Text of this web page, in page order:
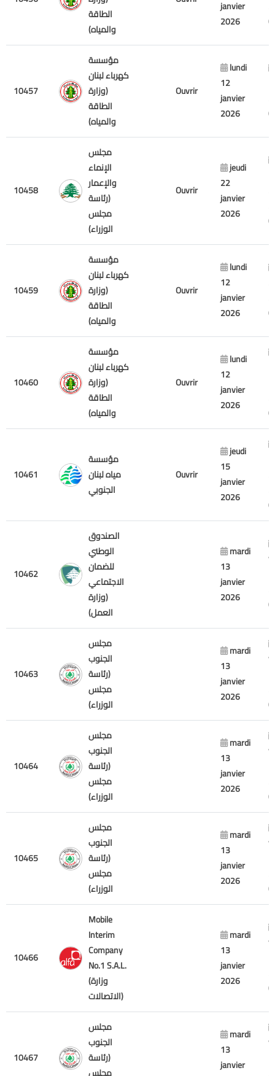
الطاقة
والمياه)
janvier
2026
10457
مؤسسة
كهرباء لبنان
(وزارة
الطاقة
والمياه)
Ouvrir
lundi
12
janvier
2026
10458
مجلس
الإنماء
والإعمار
(رئاسة
مجلس
الوزراء)
Ouvrir
jeudi
22
janvier
2026
10459
مؤسسة
كهرباء لبنان
(وزارة
الطاقة
والمياه)
Ouvrir
lundi
12
janvier
2026
10460
مؤسسة
كهرباء لبنان
(وزارة
الطاقة
والمياه)
Ouvrir
lundi
12
janvier
2026
10461
مؤسسة
مياه لبنان
الجنوبي
Ouvrir
jeudi
15
janvier
2026
10462
الصندوق
الوطني
للضمان
الاجتماعي
(وزارة
العمل)
mardi
13
janvier
2026
10463
مجلس
الجنوب
(رئاسة
مجلس
الوزراء)
mardi
13
janvier
2026
10464
مجلس
الجنوب
(رئاسة
مجلس
الوزراء)
mardi
13
janvier
2026
10465
مجلس
الجنوب
(رئاسة
مجلس
الوزراء)
mardi
13
janvier
2026
10466
Mobile
Interim
Company
No.1 S.A.L.
(وزارة
الاتصالات)
mardi
13
janvier
2026
10467
مجلس
الجنوب
(رئاسة
mardi
13
janvier